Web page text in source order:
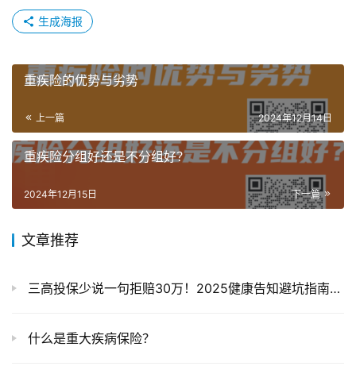
生成海报
重疾险的优势与劣势
上一篇 2024年12月14日
重疾险分组好还是不分组好？
下一篇
2024年12月15日
文章推荐
三高投保少说一句拒赔30万！2025健康告知避坑指南+核保宽松产品榜单
什么是重大疾病保险？